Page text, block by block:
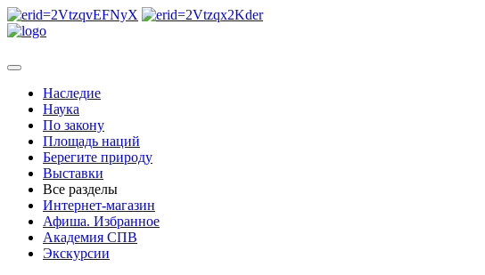
Наследие
Наука
По закону
Площадь наций
Берегите природу
Выставки
Все разделы
Интернет-магазин
Афиша. Избранное
Академия СПВ
Экскурсии